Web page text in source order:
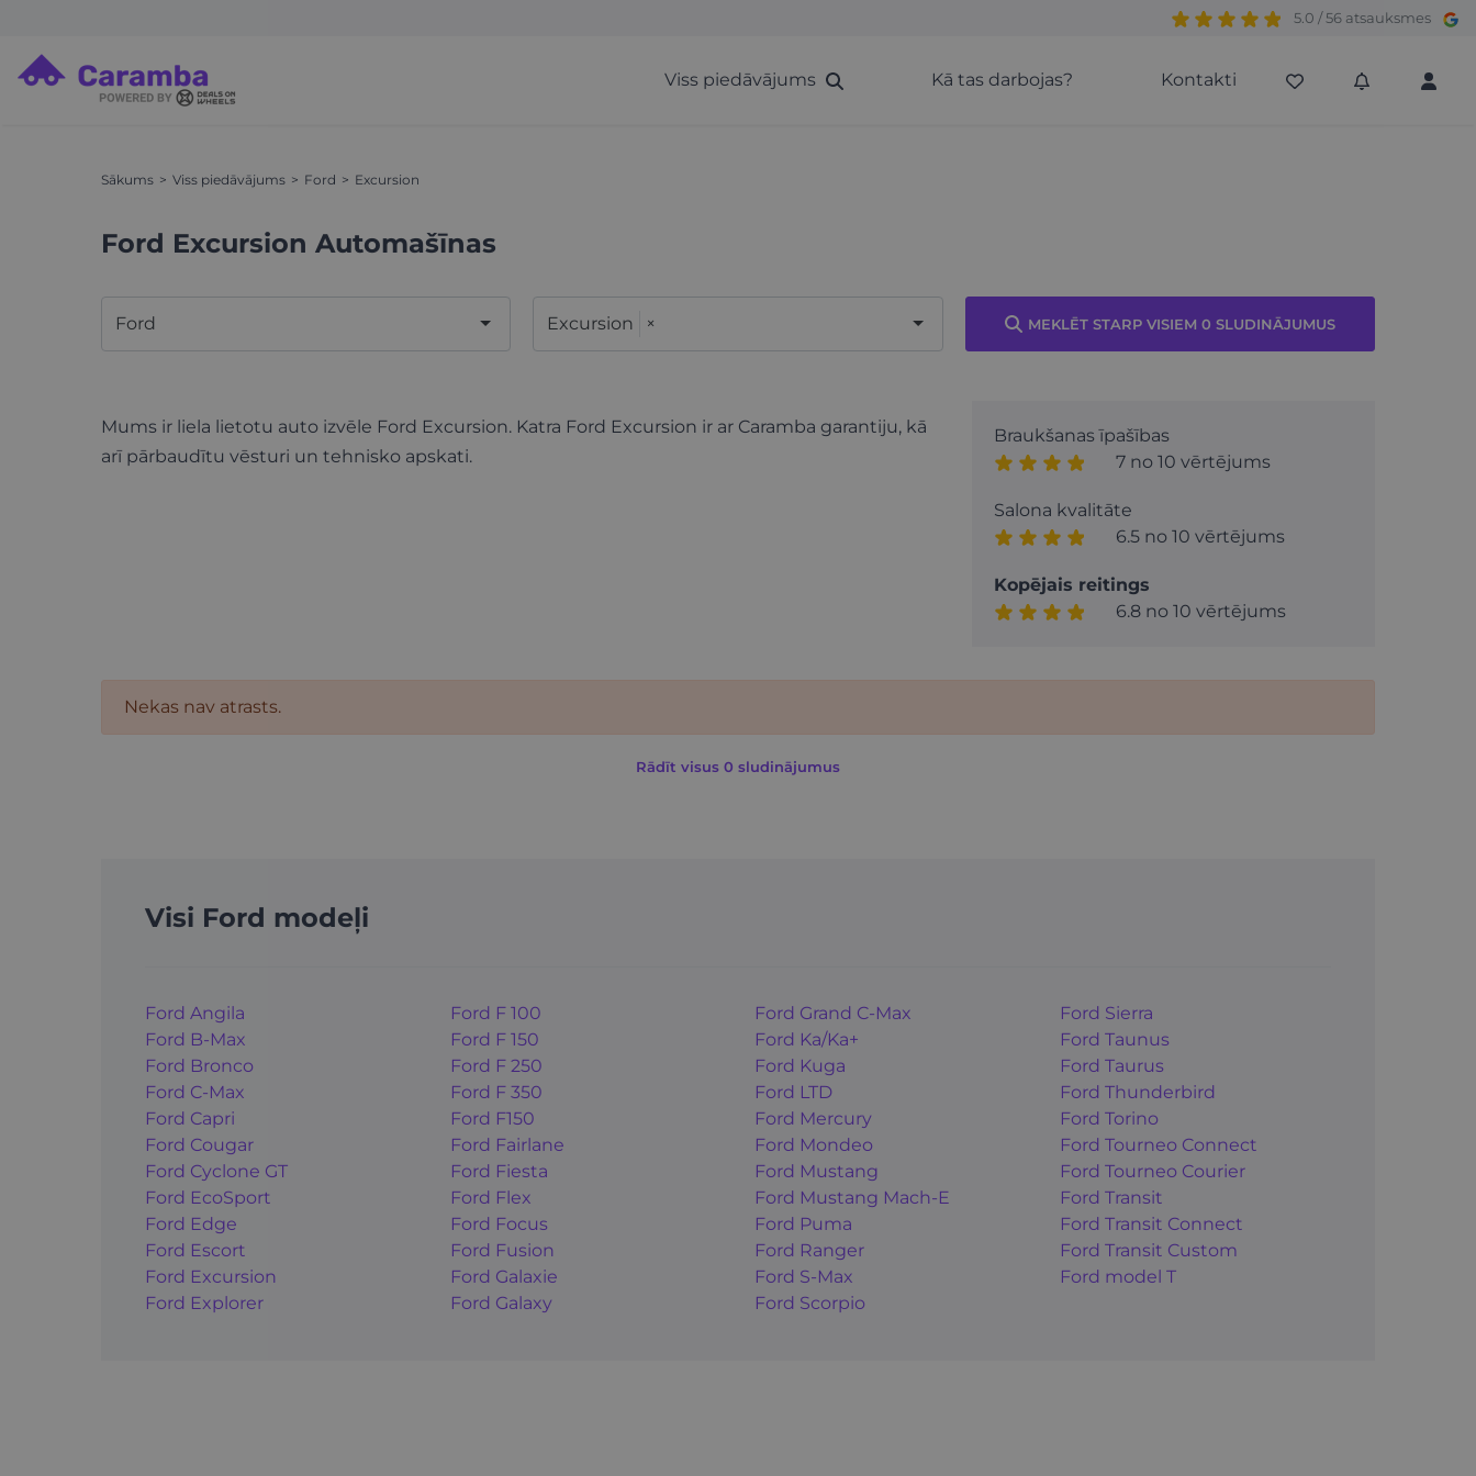
5.0 / 56 atsauksmes
Viss piedāvājums Kā tas darbojas? Kontakti
Sākums Viss piedāvājums Ford Excursion
Ford Excursion Automašīnas
Ford Excursion × MEKLĒT STARP VISIEM 0 SLUDINĀJUMUS
Mums ir liela lietotu auto izvēle Ford Excursion. Katra Ford Excursion ir ar Caramba garantiju, kā
arī pārbaudītu vēsturi un tehnisko apskati.
Braukšanas īpašības
7 no 10 vērtējums
Salona kvalitāte
6.5 no 10 vērtējums
Kopējais reitings
6.8 no 10 vērtējums
Nekas nav atrasts.
Rādīt visus 0 sludinājumus
Visi Ford modeļi
Ford Angila
Ford B-Max
Ford Bronco
Ford C-Max
Ford Capri
Ford Cougar
Ford Cyclone GT
Ford EcoSport
Ford Edge
Ford Escort
Ford Excursion
Ford Explorer
Ford F 100
Ford F 150
Ford F 250
Ford F 350
Ford F150
Ford Fairlane
Ford Fiesta
Ford Flex
Ford Focus
Ford Fusion
Ford Galaxie
Ford Galaxy
Ford Grand C-Max
Ford Ka/Ka+
Ford Kuga
Ford LTD
Ford Mercury
Ford Mondeo
Ford Mustang
Ford Mustang Mach-E
Ford Puma
Ford Ranger
Ford S-Max
Ford Scorpio
Ford Sierra
Ford Taunus
Ford Taurus
Ford Thunderbird
Ford Torino
Ford Tourneo Connect
Ford Tourneo Courier
Ford Transit
Ford Transit Connect
Ford Transit Custom
Ford model T